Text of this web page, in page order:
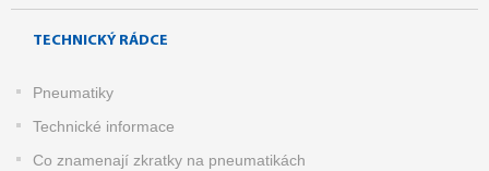
TECHNICKÝ RÁDCE
Pneumatiky
Technické informace
Co znamenají zkratky na pneumatikách